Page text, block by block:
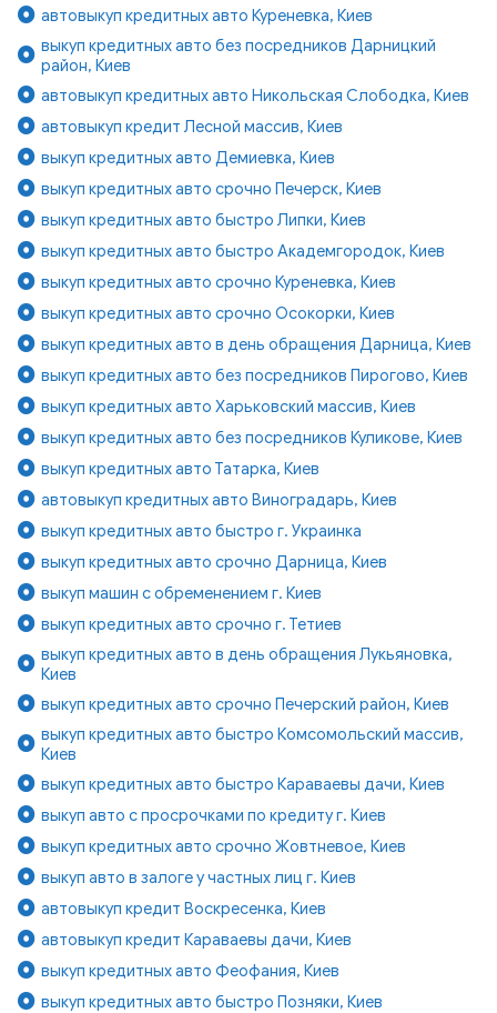
автовыкуп кредитных авто Куреневка, Киев
выкуп кредитных авто без посредников Дарницкий
район, Киев
автовыкуп кредитных авто Никольская Слободка, Киев
автовыкуп кредит Лесной массив, Киев
выкуп кредитных авто Демиевка, Киев
выкуп кредитных авто срочно Печерск, Киев
выкуп кредитных авто быстро Липки, Киев
выкуп кредитных авто быстро Академгородок, Киев
выкуп кредитных авто срочно Куреневка, Киев
выкуп кредитных авто срочно Осокорки, Киев
выкуп кредитных авто в день обращения Дарница, Киев
выкуп кредитных авто без посредников Пирогово, Киев
выкуп кредитных авто Харьковский массив, Киев
выкуп кредитных авто без посредников Куликове, Киев
выкуп кредитных авто Татарка, Киев
автовыкуп кредитных авто Виноградарь, Киев
выкуп кредитных авто быстро г. Украинка
выкуп кредитных авто срочно Дарница, Киев
выкуп машин с обременением г. Киев
выкуп кредитных авто срочно г. Тетиев
выкуп кредитных авто в день обращения Лукьяновка,
Киев
выкуп кредитных авто срочно Печерский район, Киев
выкуп кредитных авто быстро Комсомольский массив,
Киев
выкуп кредитных авто быстро Караваевы дачи, Киев
выкуп авто с просрочками по кредиту г. Киев
выкуп кредитных авто срочно Жовтневое, Киев
выкуп авто в залоге у частных лиц г. Киев
автовыкуп кредит Воскресенка, Киев
автовыкуп кредит Караваевы дачи, Киев
выкуп кредитных авто Феофания, Киев
выкуп кредитных авто быстро Позняки, Киев